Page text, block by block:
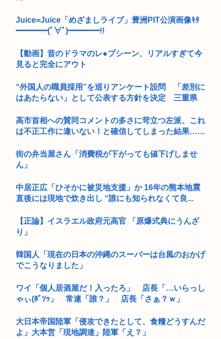
Juice=Juice「めざましライブ」豊洲PIT公演画像ｷﾀ
━━━━(ﾟ∀ﾟ)━━━━!!
【動画】昔のドラマのレ●プシーン、リアルすぎて今
見ると完全にアウト
“外国人の職員採用”を巡りアンケート設問 「差別に
はあたらない」として公表する方針を決定 三重県
高市首相への賛同コメントの多さに苛立つ左派、これ
は不正工作に違いない！と確信してしまった結果……
街の弁当屋さん「消費税が下がっても値下げしませ
ん」
中居正広「ひそかに被災地支援」か 16年の熊本地震
直後には現地で炊き出し “誰にも知られなくて良...
【正論】イスラエル政府元高官 「原爆式典にうんざ
り」
韓国人「現在の日本の沖縄のスーパーは台風のおかげ
でこうなりました」
ワイ「個人居酒屋だ！入ったろ」 店長「…いらっし
ゃぃ(ﾎﾞｿｯ」 常連「誰？」 店長「さぁ？ｗ」
大日本帝国陸軍「侵攻できたとして、食糧どうすんだ
よ」大本営「現地調達」陸軍「え？」